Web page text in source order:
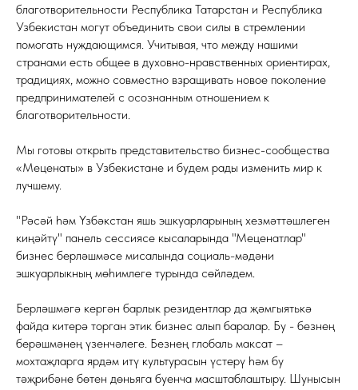
благотворительности Республика Татарстан и Республика
Узбекистан могут объединить свои силы в стремлении
помогать нуждающимся. Учитывая, что между нашими
странами есть общее в духовно-нравственных ориентирах,
традициях, можно совместно взращивать новое поколение
предпринимателей с осознанным отношением к
благотворительности.
Мы готовы открыть представительство бизнес-сообщества
«Меценаты» в Узбекистане и будем рады изменить мир к
лучшему.
"Рәсәй һәм Үзбәкстан яшь эшкуарларының хезмәттәшлеген
киңәйтү" панель сессиясе кысаларында "Меценатлар"
бизнес берләшмәсе мисалында социаль-мәдәни
эшкуарлыкның мөһимлеге турында сөйләдем.
Берләшмәгә кергән барлык резидентлар да җәмгыятькә
файда китерә торган этик бизнес алып баралар. Бу - безнең
берәшмәнең үзенчәлеге. Безнең глобаль максат –
мохтаҗларга ярдәм итү культурасын үстерү һәм бу
тәҗрибәне бөтен дөньяга буенча масштаблаштыру. Шунысын